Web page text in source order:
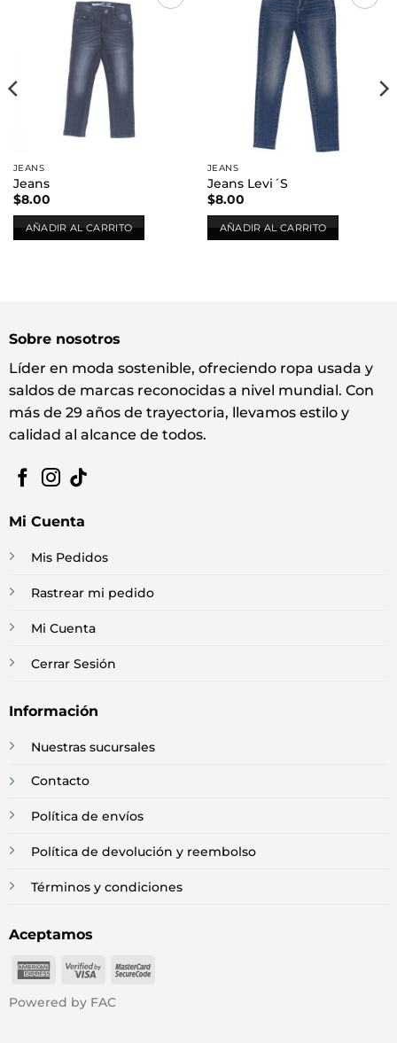
JEANS
Jeans
$8.00
AÑADIR AL CARRITO
JEANS
Jeans Levi´S
$8.00
AÑADIR AL CARRITO
Sobre nosotros
Líder en moda sostenible, ofreciendo ropa usada y
saldos de marcas reconocidas a nivel mundial. Con
más de 29 años de trayectoria, llevamos estilo y
calidad al alcance de todos.
Mi Cuenta
Mis Pedidos
Rastrear mi pedido
Mi Cuenta
Cerrar Sesión
Información
Nuestras sucursales
Contacto
Política de envíos
Política de devolución y reembolso
Términos y condiciones
Aceptamos
American
Visa
MasterCard
Powered by FAC